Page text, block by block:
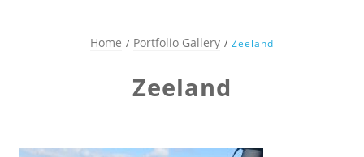
Home Portfolio Gallery Zeeland
Zeeland